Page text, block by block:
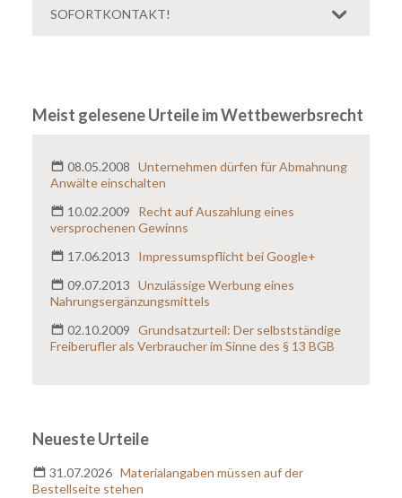
Soziale Netzwerke:
SOFORTKONTAKT!
E-Mail:*
Nachricht:
Ich erkläre mich damit einverstanden, dass meine
Telefonnummer und/oder meine E-Mail-Adresse von
Meist gelesene Urteile im Wettbewerbsrecht
08.05.2008 Unternehmen dürfen für Abmahnung
Anwälte einschalten
10.02.2009
Recht auf Auszahlung eines
versprochenen Gewinns
17.06.2013
Impressumspflicht bei Google+
09.07.2013 Unzulässige Werbung eines
Nahrungsergänzungsmittels
02.10.2009 Grundsatzurteil: Der selbstständige
Freiberufler als Verbraucher im Sinne des § 13 BGB
Neueste Urteile
31.07.2026 Materialangaben müssen auf der
Bestellseite stehen